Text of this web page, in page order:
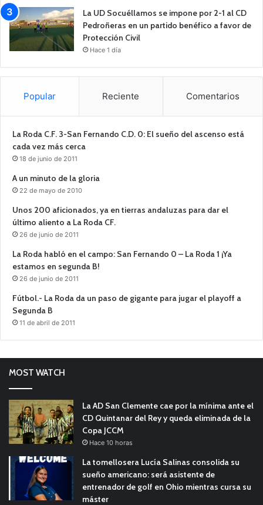
La UD Socuéllamos se impone por 2-1 al CD
Pedroñeras en un partido benéfico a favor de
Protección Civil
Hace 1 día
Popular Reciente Comentarios
La Roda C.F. 3-San Fernando C.D. 0: El sueño del ascenso está
cada vez más cerca
18 de junio de 2011
A un minuto de la gloria
22 de mayo de 2010
Unos 200 aficionados, ya en tierras andaluzas para dar el
último aliento a La Roda CF.
26 de junio de 2011
La Roda habló en el campo: San Fernando 0 – La Roda 1 ¡Ya
estamos en segunda B!
26 de junio de 2011
Fútbol.- La Roda da un paso de gigante para jugar el playoff a
Segunda B
11 de abril de 2011
MOST WATCH
La AD San Clemente cae por la mínima ante el
CD Quintanar del Rey y queda eliminada de la
Copa JCCM
Hace 10 horas
La tomellosera Lucía Salinas consolida su
sueño americano: será asistente de
entrenador de golf en Ohio mientras cursa su
máster